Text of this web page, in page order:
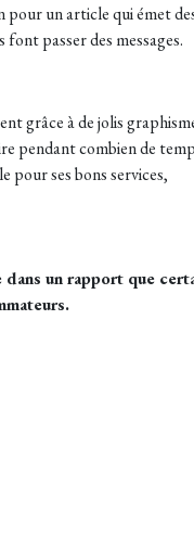
un article qui émet
passer des messages.
grâce à de jolis
pendant combien de
pour ses bons services,
un rapport que